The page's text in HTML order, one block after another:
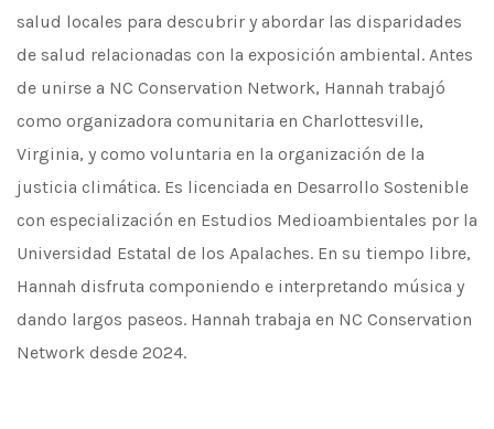
salud locales para descubrir y abordar las disparidades
de salud relacionadas con la exposición ambiental. Antes
de unirse a NC Conservation Network, Hannah trabajó
como organizadora comunitaria en Charlottesville,
Virginia, y como voluntaria en la organización de la
justicia climática. Es licenciada en Desarrollo Sostenible
con especialización en Estudios Medioambientales por la
Universidad Estatal de los Apalaches. En su tiempo libre,
Hannah disfruta componiendo e interpretando música y
dando largos paseos. Hannah trabaja en NC Conservation
Network desde 2024.